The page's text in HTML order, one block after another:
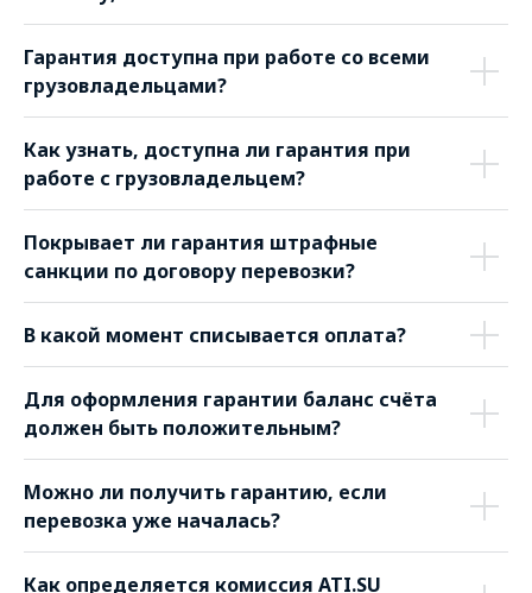
Гарантия доступна при работе со всеми
грузовладельцами?
Как узнать, доступна ли гарантия при
работе с грузовладельцем?
Покрывает ли гарантия штрафные
санкции по договору перевозки?
В какой момент списывается оплата?
Для оформления гарантии баланс счёта
должен быть положительным?
Можно ли получить гарантию, если
перевозка уже началась?
Как определяется комиссия ATI.SU